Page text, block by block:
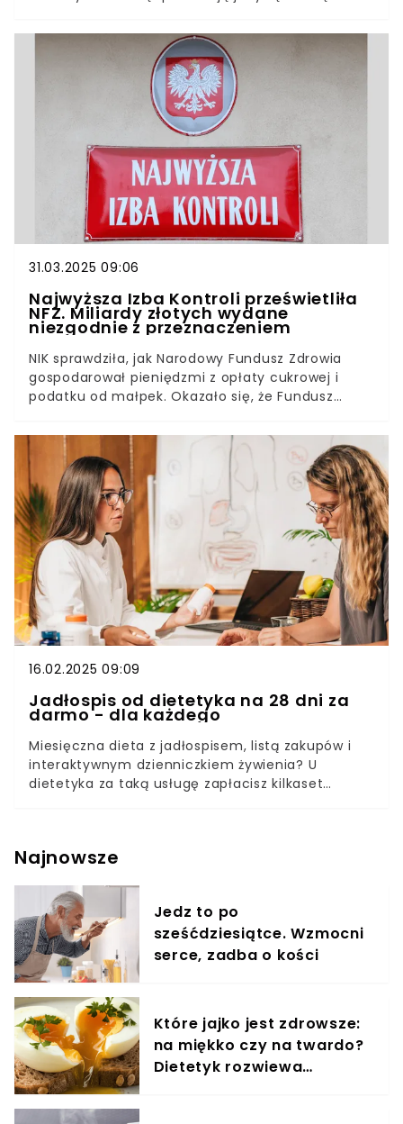
pacjentów. Lista oczekujących rośnie, a
możliwości systemu są ograniczone. Szacuje się,
że nawet pół miliona osób w Polsce spełnia
kryteria do takiego zabiegu, tymczasem w
ramach NFZ przeprowadza się ich jedynie kilka
tysięcy rocznie. Kto może liczyć na refundację i
jak się zakwalifikować?
31.03.2025 09:06
Najwyższa Izba Kontroli prześwietliła
NFZ. Miliardy złotych wydane
niezgodnie z przeznaczeniem
NIK sprawdziła, jak Narodowy Fundusz Zdrowia
gospodarował pieniędzmi z opłaty cukrowej i
podatku od małpek. Okazało się, że Fundusz
nie to, na co były przeznaczone, czyli leczenie
osób z otyłością i alkoholizmem. Do wyników
kontroli odniosło się Ministerstwo Zdrowia.
16.02.2025 09:09
Jadłospis od dietetyka na 28 dni za
darmo - dla każdego
Miesięczna dieta z jadłospisem, listą zakupów i
interaktywnym dzienniczkiem żywienia? U
dietetyka za taką usługę zapłacisz kilkaset
w kilka minut i bez wychodzenia z domu.Zdrowa
dobrego samopoczucia i zapobieganiu wielu
chorobom, takim jak otyłość, cukrzyca czy
nadciśnienie. Odpowiednio zbilansowane posiłki
dostarczają organizmowi niezbędnych składników
odżywczych, wspierając jego prawidłowe
przestrzeganie diety nie zawsze jest łatwe.
Najnowsze
Jedz to po
sześćdziesiątce. Wzmocni
serce, zadba o kości
Które jajko jest zdrowsze:
na miękko czy na twardo?
Dietetyk rozwiewa